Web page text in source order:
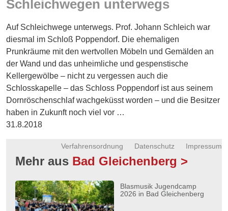
Energie
Schnöll
gfrogt
Zonen
Podcast
Schleichwegen unterwegs
Auf Schleichwege unterwegs. Prof. Johann Schleich war
diesmal im Schloß Poppendorf. Die ehemaligen
Prunkräume mit den wertvollen Möbeln und Gemälden an
der Wand und das unheimliche und gespenstische
Kellergewölbe – nicht zu vergessen auch die
Schlosskapelle – das Schloss Poppendorf ist aus seinem
Dornröschenschlaf wachgeküsst worden – und die Besitzer
haben in Zukunft noch viel vor …
31.8.2018
Impressum
Datenschutz
Verfahrensordnung
Mehr aus Bad Gleichenberg >
Blasmusik Jugendcamp
2026 in Bad Gleichenberg